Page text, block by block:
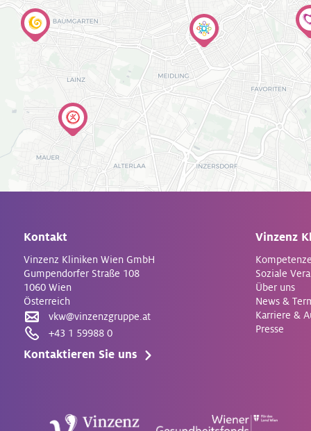
Kontakt
Vinzenz Kliniken Wien GmbH
Gumpendorfer Straße 108
1060 Wien
Österreich
vkw@vinzenzgruppe.at
+43 1 59988 0
Kontaktieren Sie uns
Vinzenz
Soziale
Über uns
News &
Karriere &
Presse